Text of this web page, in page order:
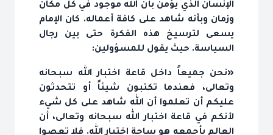
الإنسان الذي يؤمن بأن الله موجود في كل مكان
وزمان وبأنه شاهد على كافة أعماله. كان الإمام
يسعى لترسيخ هذه الفكرة حتى بين رجال
السياسة. حيث يقول للمسؤولين:
«نحن جميعاً داخل قاعة اختبار الله سبحانه
وتعالى، فعندما تكتبون شيئاً أو تتحدثون
عليكم أن تعلموا أن الله شاهد على كل شيء
لأنكم في قاعة اختبار الله سبحانه وتعالى، أن
العالم بأجمعه هو ساحة اختبار الله. فلا تعصوا